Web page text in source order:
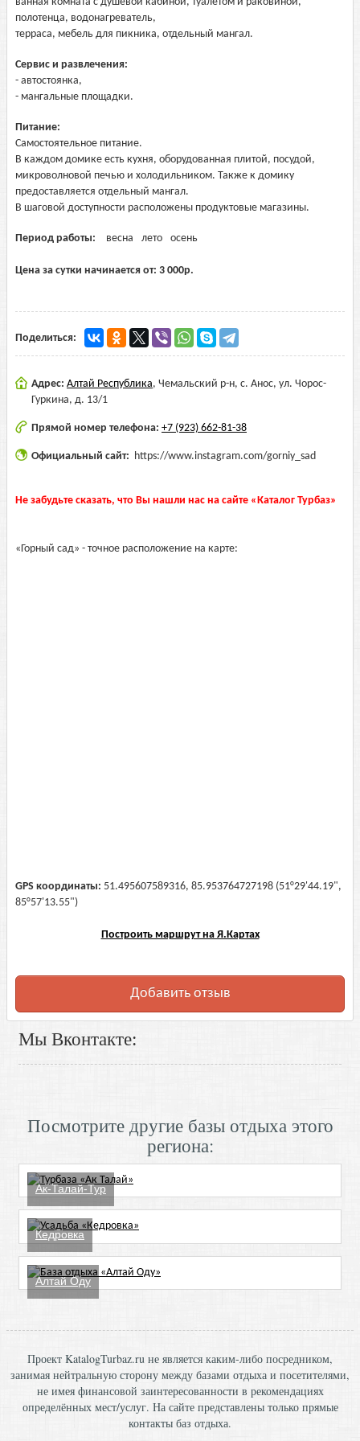
полотенца, водонагреватель,
терраса, мебель для пикника, отдельный мангал.
Сервис и развлечения:
- автостоянка,
- мангальные площадки.
Питание:
Самостоятельное питание.
В каждом домике есть кухня, оборудованная плитой, посудой,
микроволновой печью и холодильником. Также к домику
предоставляется отдельный мангал.
В шаговой доступности расположены продуктовые магазины.
Период работы: весна лето осень
Цена за сутки начинается от: 3 000р.
Поделиться:
Адрес: Алтай Республика, Чемальский р-н, с. Анос, ул. Чорос-
Гуркина, д. 13/1
Прямой номер телефона: +7 (923) 662-81-38
Официальный сайт: https://www.instagram.com/gorniy_sad
Не забудьте сказать, что Вы нашли нас на сайте «Каталог Турбаз»
«Горный сад» - точное расположение на карте:
GPS координаты: 51.495607589316, 85.953764727198 (51°29'44.19",
85°57'13.55")
Построить маршрут на Я.Картах
Добавить отзыв
Мы Вконтакте:
Посмотрите другие базы отдыха этого
региона:
Ак-Талай-Тур
Кедровка
Алтай Оду
Проект KatalogTurbaz.ru не является каким-либо посредником,
занимая нейтральную сторону между базами отдыха и посетителями,
не имея финансовой заинтересованности в рекомендациях
определённых мест/услуг. На сайте представлены только прямые
контакты баз отдыха.